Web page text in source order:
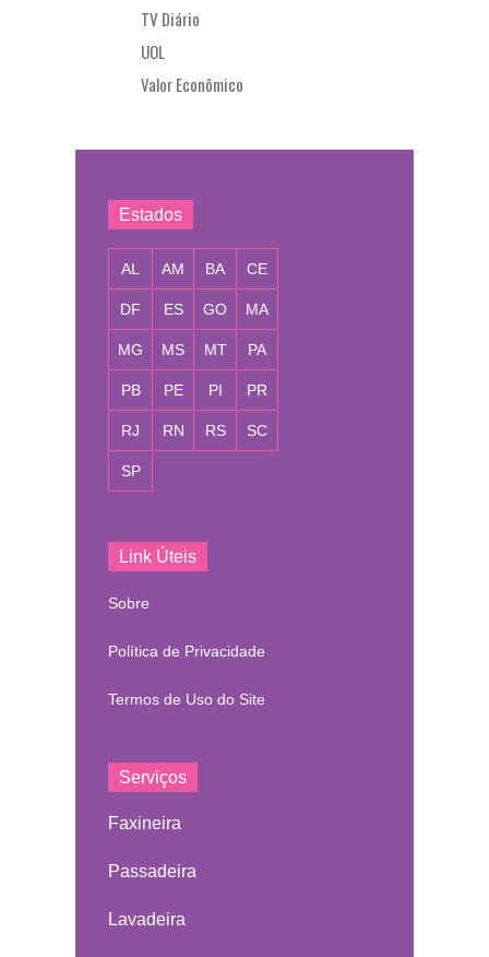
TV Diário
UOL
Valor Econômico
Estados
AL AM BA CE
DF ES GO MA
MG MS MT PA
PB PE PI PR
RJ RN RS SC
SP
Link Úteis
Sobre
Política de Privacidade
Termos de Uso do Site
Serviços
Faxineira
Passadeira
Lavadeira